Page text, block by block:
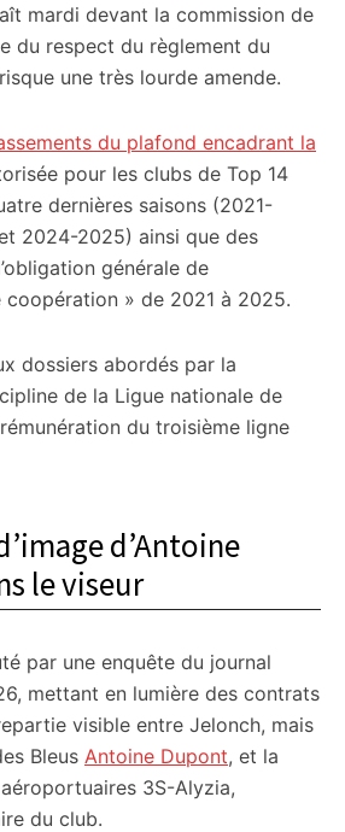
mardi devant la commission de
du respect du règlement du
une très lourde amende.
du plafond encadrant la
pour les clubs de Top 14
dernières saisons (2021-
2024-2025) ainsi que des
générale de
» de 2021 à 2025.
dossiers abordés par la
de la Ligue nationale de
du troisième ligne
d’Antoine
le viseur
par une enquête du journal
mettant en lumière des contrats
visible entre Jelonch, mais
Bleus Antoine Dupont, et la
3S-Alyzia,
du club.